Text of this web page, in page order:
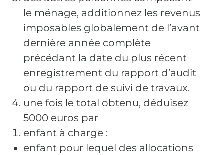
le ménage, additionnez les revenus
imposables globalement de l’avant
dernière année complète
précédant la date du plus récent
enregistrement du rapport d’audit
ou du rapport de suivi de travaux.
une fois le total obtenu, déduisez
5000 euros par
enfant à charge :
enfant pour lequel des allocations